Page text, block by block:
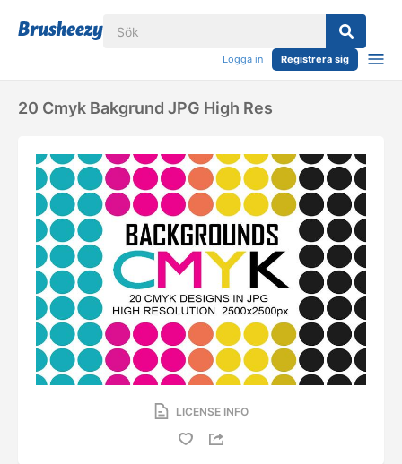
Logga in Registrera sig
20 Cmyk Bakgrund JPG High Res
LICENSE INFO